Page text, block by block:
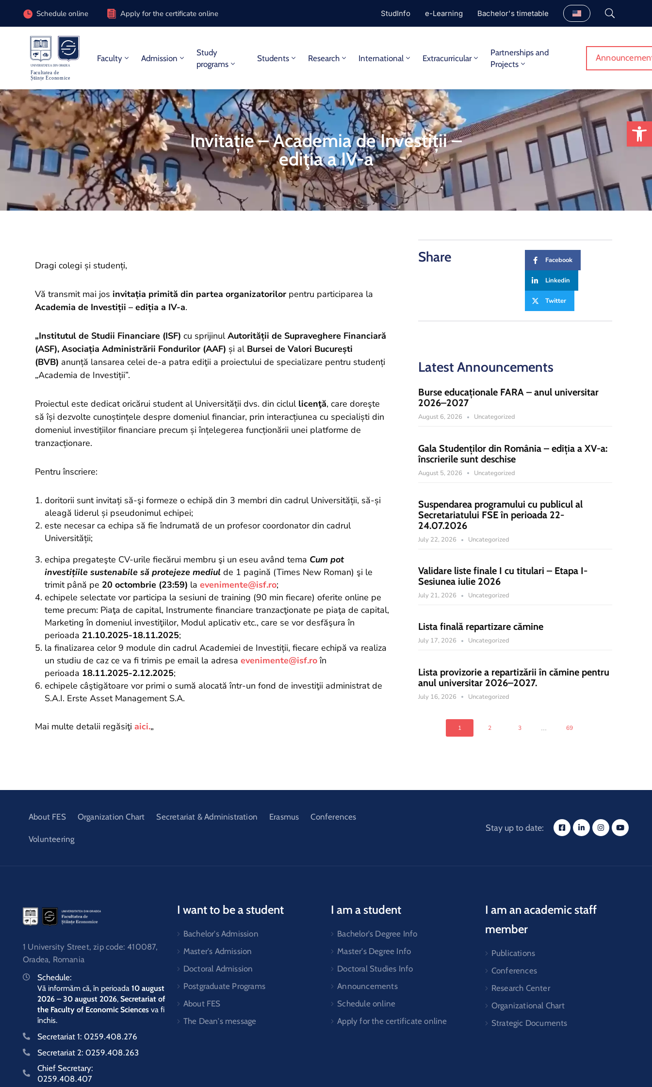
Schedule online Apply for the certificate online StudInfo e-Learning Bachelor's timetable
Faculty Admission
Study
programs
Students Research International Extracurricular
Partnerships and
Projects
Invitație – Academia de Investiții –
ediţia a IV-a
Dragi colegi și studenți,
Vă transmit mai jos invitația primită din partea organizatorilor pentru participarea la
Academia de Investiții – ediția a IV-a.
„Institutul de Studii Financiare (ISF) cu sprijinulAutorității de Supraveghere Financiară
(ASF), Asociația Administrării Fondurilor (AAF) și alBursei de Valori București
(BVB) anunță lansarea celei de-a patra ediţii a proiectului de specializare pentru studenți
„Academia de Investiții”.
Proiectul este dedicat oricărui student al Universității dvs. din ciclul licenţă, care doreşte
să își dezvolte cunoștințele despre domeniul financiar, prin interacțiunea cu specialiști din
domeniul investițiilor financiare precum și înțelegerea funcționării unei platforme de
tranzacționare.
Pentru înscriere:
doritorii sunt invitați să-şi formeze o echipă din 3 membri din cadrul Universității, să-și
aleagă liderul și pseudonimul echipei;
este necesar ca echipa să fie îndrumată de un profesor coordonator din cadrul
Universității;
echipa pregateşte CV-urile fiecărui membru şi un eseu având tema Cum pot
investițiile sustenabile să protejeze mediul de 1 pagină (Times New Roman) şi le
trimit până pe 20 octombrie (23:59) la evenimente@isf.ro;
echipele selectate vor participa la sesiuni de training (90 min fiecare) oferite online pe
teme precum: Piaţa de capital, Instrumente financiare tranzacţionate pe piaţa de capital,
Marketing în domeniul investiţiilor, Modul aplicativ etc., care se vor desfăşura în
perioada 21.10.2025-18.11.2025;
la finalizarea celor 9 module din cadrul Academiei de Investiții, fiecare echipă va realiza
un studiu de caz ce va fi trimis pe email la adresa evenimente@isf.roîn
perioada 18.11.2025-2.12.2025;
echipele câştigătoare vor primi o sumă alocată într-un fond de investiţii administrat de
S.A.I. Erste Asset Management S.A.
Mai multe detalii regăsiţi aici.„
Share Facebook
Linkedin
Twitter
Latest Announcements
Burse educaționale FARA – anul universitar
2026–2027
August 6, 2026 Uncategorized
Gala Studenților din România – ediția a XV-a:
înscrierile sunt deschise
August 5, 2026 Uncategorized
Suspendarea programului cu publicul al
Secretariatului FSE în perioada 22-
24.07.2026
July 22, 2026 Uncategorized
Validare liste finale I cu titulari – Etapa I-
Sesiunea iulie 2026
July 21, 2026 Uncategorized
Lista finală repartizare cămine
July 17, 2026 Uncategorized
Lista provizorie a repartizării în cămine pentru
anul universitar 2026–2027.
July 16, 2026 Uncategorized
1 2 3 ... 69
About FES Organization Chart Secretariat & Administration Erasmus Conferences
Volunteering
Stay up to date:
1 University Street, zip code: 410087,
Oradea, Romania
Schedule:
Vă informăm că, în perioada 10 august
2026 – 30 august 2026, Secretariat of
the Faculty of Economic Sciences va fi
închis.
Secretariat 1: 0259.408.276
Secretariat 2: 0259.408.263
Chief Secretary:
0259.408.407
I want to be a student
Bachelor's Admission
Master's Admission
Doctoral Admission
Postgraduate Programs
About FES
The Dean's message
I am a student
Bachelor's Degree Info
Master's Degree Info
Doctoral Studies Info
Announcements
Schedule online
Apply for the certificate online
I am an academic staff
member
Publications
Conferences
Research Center
Organizational Chart
Strategic Documents